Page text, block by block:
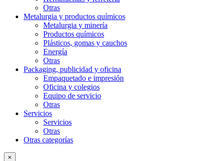
Otras
Metalurgia y productos quí­micos
Metalurgia y minería
Productos químicos
Plásticos, gomas y cauchos
Energía
Otras
Packaging, publicidad y oficina
Empaquetado e impresión
Oficina y colegios
Equipo de servicio
Otras
Servicios
Servicios
Otras
Otras categorías
×